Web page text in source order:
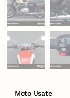
Moto Usate